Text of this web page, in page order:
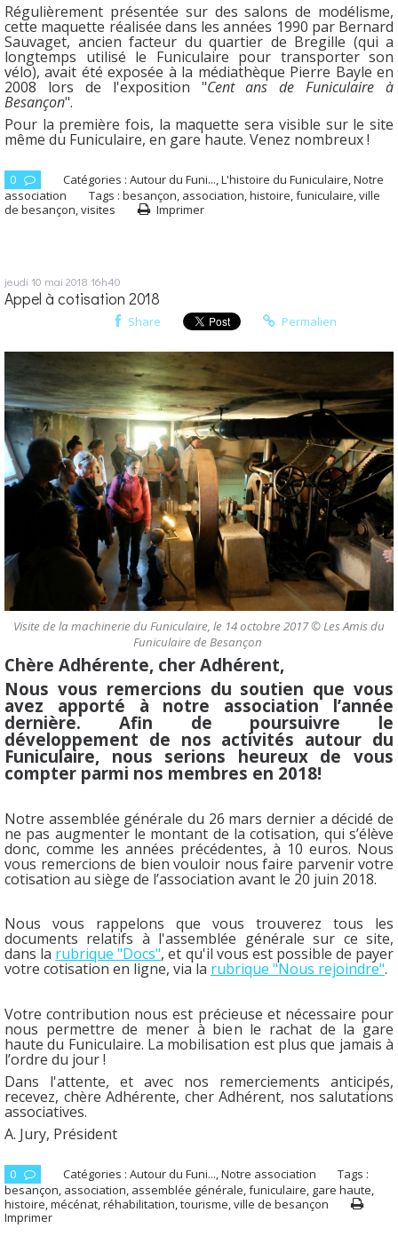
Régulièrement présentée sur des salons de modélisme,
cette maquette réalisée dans les années 1990 par Bernard
Sauvaget, ancien facteur du quartier de Bregille (qui a
longtemps utilisé le Funiculaire pour transporter son
vélo), avait été exposée à la médiathèque Pierre Bayle en
2008 lors de l'exposition "Cent ans de Funiculaire à
Besançon".
Pour la première fois, la maquette sera visible sur le site
même du Funiculaire, en gare haute. Venez nombreux !
0 Catégories : Autour du Funi...,L'histoire du Funiculaire,Notre
association
Tags : besançon, association,histoire,funiculaire,ville
de besançon,visites Imprimer
jeudi 10 mai 2018 16h40
Appel à cotisation 2018
Share Permalien
Visite de la machinerie du Funiculaire, le 14 octobre 2017 © Les Amis du
Funiculaire de Besançon
Chère Adhérente, cher Adhérent,
Nous vous remercions du soutien que vous
avez apporté à notre association l’année
dernière. Afin de poursuivre le
développement de nos activités autour du
Funiculaire, nous serions heureux de vous
compter parmi nos membres en 2018!
Notre assemblée générale du 26 mars dernier a décidé de
ne pas augmenter le montant de la cotisation, qui s’élève
donc, comme les années précédentes, à 10 euros. Nous
vous remercions de bien vouloir nous faire parvenir votre
cotisation au siège de l’association avant le 20 juin 2018.
Nous vous rappelons que vous trouverez tous les
documents relatifs à l'assemblée générale sur ce site,
dans la rubrique "Docs", et qu'il vous est possible de payer
votre cotisation en ligne, via la rubrique "Nous rejoindre".
Votre contribution nous est précieuse et nécessaire pour
nous permettre de mener à bien le rachat de la gare
haute du Funiculaire. La mobilisation est plus que jamais à
l’ordre du jour !
Dans l'attente, et avec nos remerciements anticipés,
recevez, chère Adhérente, cher Adhérent, nos salutations
associatives.
A. Jury, Président
0 Catégories : Autour du Funi...,Notre association
Tags :
besançon, association, assemblée générale,funiculaire, gare haute,
histoire,mécénat,réhabilitation,tourisme,ville de besançon
Imprimer